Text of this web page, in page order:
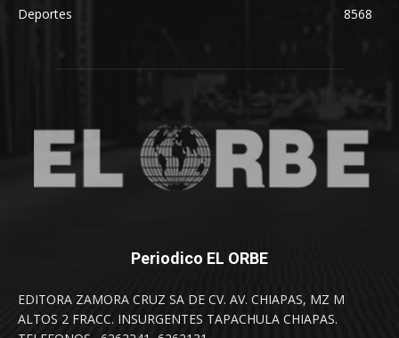
Deportes
8568
Periodico EL ORBE
EDITORA ZAMORA CRUZ SA DE CV. AV. CHIAPAS, MZ M
ALTOS 2 FRACC. INSURGENTES TAPACHULA CHIAPAS.